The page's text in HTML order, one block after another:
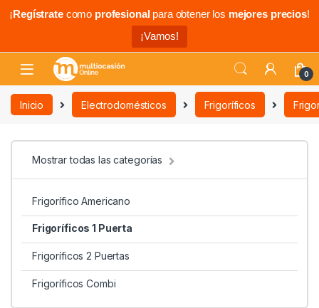
¡Regístratecomo profesionalpara obtener los mejores precios!
¡Vamos!
0
Inicio Electrodomésticos Frigoríficos
Mostrar todas las categorías
Frigorífico Americano
Frigoríficos 1 Puerta
Frigoríficos 2 Puertas
Frigoríficos Combi